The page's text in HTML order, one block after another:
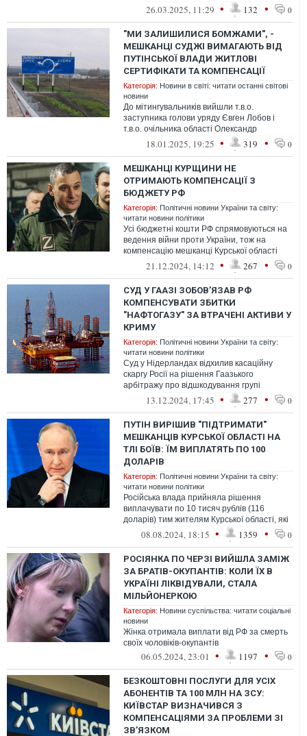
заворушень 6 січня 2021 року.
26.03.2025, 11:29 • 132 • 0
"МИ ЗАЛИШИЛИСЯ БОМЖАМИ", -
МЕШКАНЦІ СУДЖІ ВИМАГАЮТЬ ВІД
ПУТІНСЬКОЇ ВЛАДИ ЖИТЛОВІ
СЕРТИФІКАТИ ТА КОМПЕНСАЦІЇ
Категорія: Новини в світі: читати останні світові
новини
До мітингувальників вийшли т.в.о.
заступника голови уряду Євген Лобов і
т.в.о. очільника області Олександр
Хінштейн18.01.2025, 19:25 • 319 • 0
МЕШКАНЦІ КУРЩИНИ НЕ
ОТРИМАЮТЬ КОМПЕНСАЦІЇ З
БЮДЖЕТУ РФ
Категорія: Політичні новини України та світу:
читати новини політики
Усі бюджетні кошти РФ спрямовуються на
ведення війни проти України, тож на
компенсацію мешканці Курської області
можуть не розраховувати
21.12.2024, 14:12 • 267 • 0
СУД У ГААЗІ ЗОБОВ’ЯЗАВ РФ
КОМПЕНСУВАТИ ЗБИТКИ
"НАФТОГАЗУ" ЗА ВТРАЧЕНІ АКТИВИ У
КРИМУ
Категорія: Політичні новини України та світу:
читати новини політики
Суд у Нідерландах відхилив касаційну
скаргу Росії на рішення Гаазького
арбітражу про відшкодування групі
"Нафтогаз" збитків за привласнені активи
13.12.2024, 17:45 • 277 • 0
ПУТІН ВИРІШИВ "ПІДТРИМАТИ"
МЕШКАНЦІВ КУРСЬКОЇ ОБЛАСТІ НА
ТЛІ БОЇВ: ЇМ ВИПЛАТЯТЬ ПО 100
ДОЛАРІВ
Категорія: Політичні новини України та світу:
читати новини політики
Російська влада прийняла рішення
виплачувати по 10 тисяч рублів (116
доларів) тим жителям Курської області, які
покинули небезпечні райони регіону.
08.08.2024, 18:15 • 1359 • 0
РОСІЯНКА ПО ЧЕРЗІ ВИЙШЛА ЗАМІЖ
ЗА БРАТІВ-ОКУПАНТІВ: КОЛИ ЇХ В
УКРАЇНІ ЛІКВІДУВАЛИ, СТАЛА
МІЛЬЙОНЕРКОЮ
Категорія: Новини суспільства: читати соціальні
новини
Жінка отримала виплати від РФ за смерть
своїх чоловіків-окупантів
06.05.2024, 23:01 • 1197 • 0
БЕЗКОШТОВНІ ПОСЛУГИ ДЛЯ УСІХ
АБОНЕНТІВ ТА 100 МЛН НА ЗСУ:
КИЇВСТАР ВИЗНАЧИВСЯ З
КОМПЕНСАЦІЯМИ ЗА ПРОБЛЕМИ ЗІ
ЗВ’ЯЗКОМ